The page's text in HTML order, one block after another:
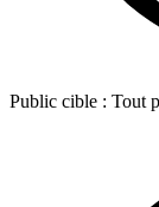
Public cible : Tout